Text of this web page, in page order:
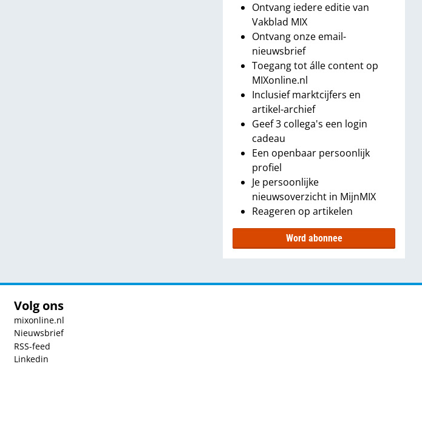
Ontvang iedere editie van
Vakblad MIX
Ontvang onze email-
nieuwsbrief
Toegang tot álle content op
MIXonline.nl
Inclusief marktcijfers en
artikel-archief
Geef 3 collega's een login
cadeau
Een openbaar persoonlijk
profiel
Je persoonlijke
nieuwsoverzicht in MijnMIX
Reageren op artikelen
Word abonnee
Volg ons
mixonline.nl
Nieuwsbrief
RSS-feed
Linkedin